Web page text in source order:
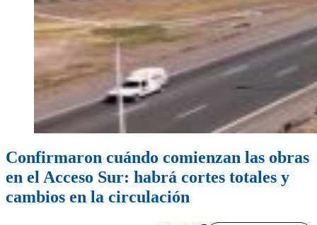
Confirmaron cuándo comienzan las obras
en el Acceso Sur: habrá cortes totales y
cambios en la circulación